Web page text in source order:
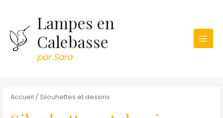
contenu
Lampes en
Calebasse
par Sara
Main
Accueil / Silouhettes et dessins